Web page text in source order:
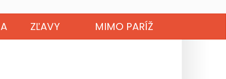
ZĽAVY MIMO PARÍŽ